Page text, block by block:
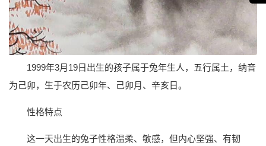
1999年3月19日出生的孩子属于兔年生人，五行属土，纳音
为己卯，生于农历己卯年、己卯月、辛亥日。
性格特点
这一天出生的兔子性格温柔、敏感，但内心坚强、有韧